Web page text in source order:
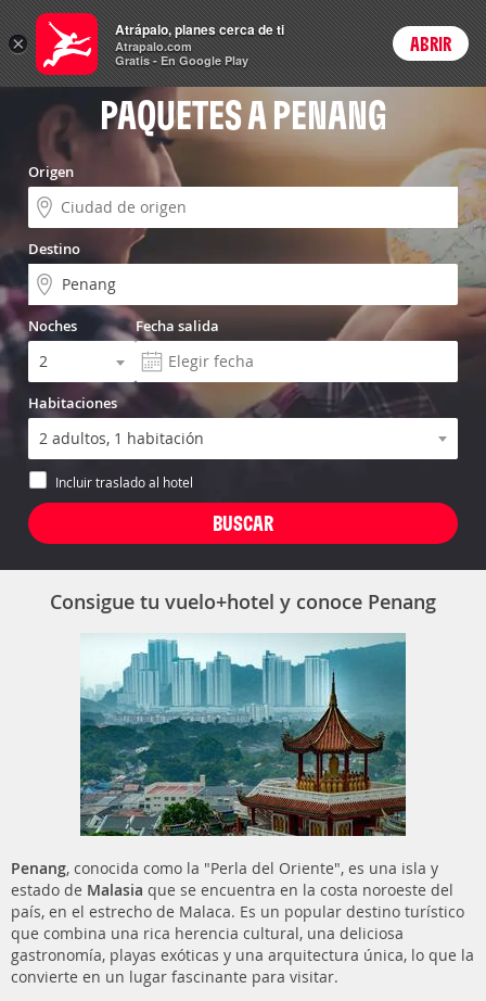
Vuelo+Hotel Login
PAQUETES A PENANG
Origen
Destino
Noches Fecha salida
Habitaciones
Incluir traslado al hotel
Consigue tu vuelo+hotel y conoce Penang
Penang, conocida como la "Perla del Oriente", es una isla y
estado de Malasia que se encuentra en la costa noroeste del
país, en el estrecho de Malaca. Es un popular destino turístico
que combina una rica herencia cultural, una deliciosa
gastronomía, playas exóticas y una arquitectura única, lo que la
convierte en un lugar fascinante para visitar.
×
Atrápalo, planes cerca de ti
Atrapalo.com
Gratis - En Google Play
ABRIR